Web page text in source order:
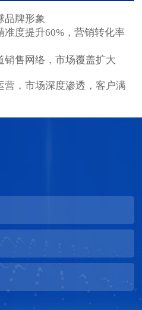
品牌形象
度提升60%，营销转化率
销售网络，市场覆盖扩大
，市场深度渗透，客户满